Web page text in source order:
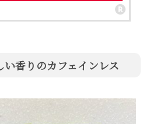
香りのカフェインレス